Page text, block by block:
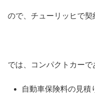
ので、チューリッヒで契
では、コンパクトカー
自動車保険料の見積